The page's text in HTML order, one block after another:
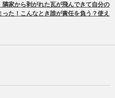
隣家から剥がれた瓦が飛んできて自分の
た！こんなとき誰が責任を負う？使え